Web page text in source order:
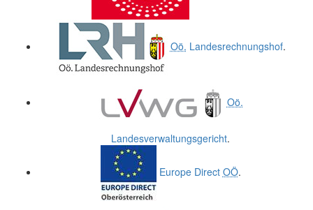
Oö. Landesrechnungshof.
Oö.
Landesverwaltungsgericht.
Europe Direct OÖ.